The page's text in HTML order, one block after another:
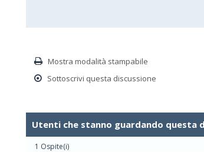
Mostra modalità stampabile
Sottoscrivi questa discussione
Utenti che stanno guardando questa
1 Ospite(i)